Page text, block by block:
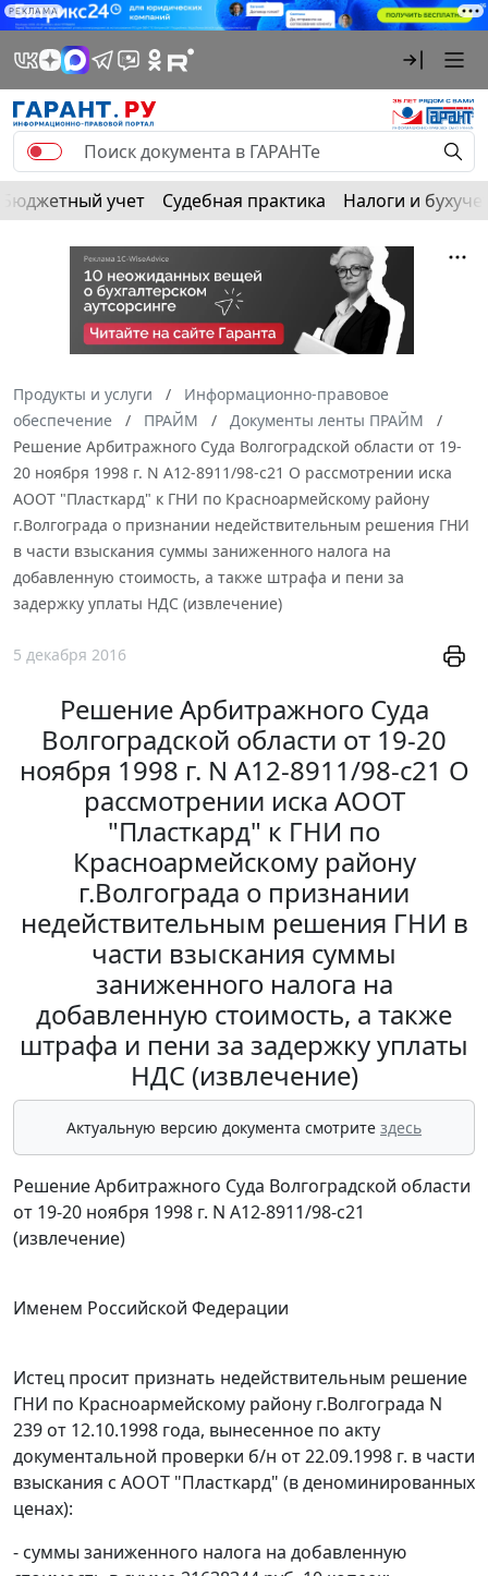
РЕКЛАМА
Бюджетный учет Судебная практика Налоги и
Продукты и услуги
Информационно-правовое
обеспечение
ПРАЙМ
Документы ленты ПРАЙМ
Решение Арбитражного Суда Волгоградской области от 19-
20 ноября 1998 г. N А12-8911/98-с21 О рассмотрении иска
АООТ "Пласткард" к ГНИ по Красноармейскому району
г.Волгограда о признании недействительным решения ГНИ
в части взыскания суммы заниженного налога на
добавленную стоимость, а также штрафа и пени за
задержку уплаты НДС (извлечение)
5 декабря 2016
Решение Арбитражного Суда
Волгоградской области от 19-20
ноября 1998 г. N А12-8911/98-с21 О
рассмотрении иска АООТ
"Пласткард" к ГНИ по
Красноармейскому району
г.Волгограда о признании
недействительным решения ГНИ в
части взыскания суммы
заниженного налога на
добавленную стоимость, а также
штрафа и пени за задержку уплаты
НДС (извлечение)
Актуальную версию документа смотрите здесь
Решение Арбитражного Суда Волгоградской области
от 19-20 ноября 1998 г. N А12-8911/98-с21
(извлечение)
Именем Российской Федерации
Истец просит признать недействительным решение
ГНИ по Красноармейскому району г.Волгограда N
239 от 12.10.1998 года, вынесенное по акту
документальной проверки б/н от 22.09.1998 г. в части
взыскания с АООТ "Пласткард" (в деноминированных
ценах):
- суммы заниженного налога на добавленную